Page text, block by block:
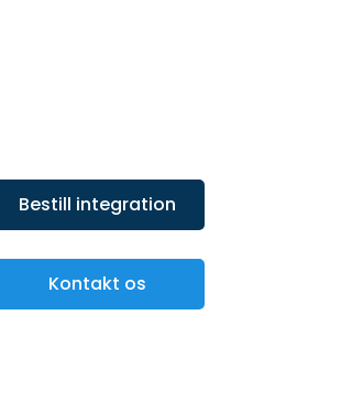
Kontakt os
Bestill integration